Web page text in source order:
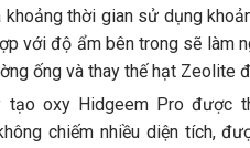
khoảng thời gian sử dụng
với độ ẩm bên trong sẽ làm
ống và thay thế hạt Zeolite